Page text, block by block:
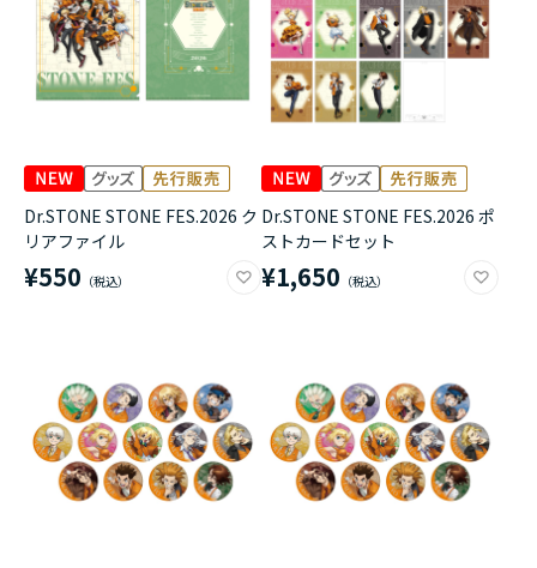
Dr.STONE STONE FES.2026 ク
リアファイル
¥550
Dr.STONE STONE FES.2026 ポ
ストカードセット
¥1,650